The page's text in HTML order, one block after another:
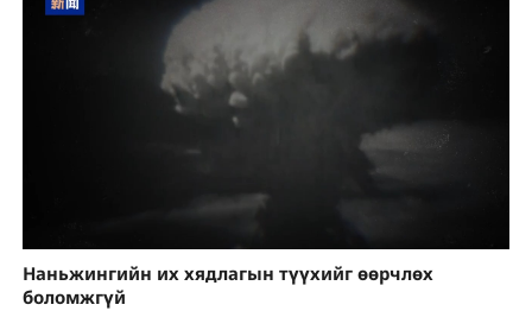
Наньжингийн их хядлагын түүхийг өөрчлөх
боломжгүй